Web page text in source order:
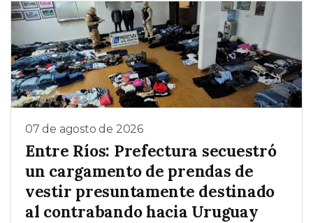
07 de agosto de 2026
Entre Ríos: Prefectura secuestró
un cargamento de prendas de
vestir presuntamente destinado
al contrabando hacia Uruguay